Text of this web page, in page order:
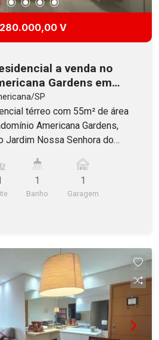
V
a venda no
Gardens em
SP
térreo com 55m² de área
Americana Gardens,
Jardim Nossa Senhora do
suíte, banheiro social, sala
painel de TV, lustre e
armários planejados e
academia ao ar livre, mini
infantil, quiosque, quadra
de futebol. Aceita
sua visita!
1
Banho
1
Garagem